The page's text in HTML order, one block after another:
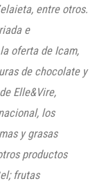
entre otros.
e
oferta de Icam,
de chocolate y
Elle&Vire,
los
y grasas
productos
frutas